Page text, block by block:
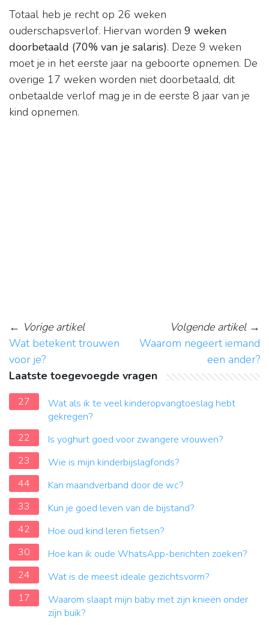
Totaal heb je recht op 26 weken
ouderschapsverlof. Hiervan worden 9 weken
doorbetaald (70% van je salaris). Deze 9 weken
moet je in het eerste jaar na geboorte opnemen. De
overige 17 weken worden niet doorbetaald, dit
onbetaalde verlof mag je in de eerste 8 jaar van je
kind opnemen.
← Vorige artikel
Wat betekent trouwen
voor je?
Volgende artikel→
Waarom negeert iemand
een ander?
Laatste toegevoegde vragen
27
Wat als ik te veel kinderopvangtoeslag hebt
gekregen?
22
Is yoghurt goed voor zwangere vrouwen?
23
Wie is mijn kinderbijslagfonds?
44
Kan maandverband door de wc?
33
Kun je goed leven van de bijstand?
42
Hoe oud kind leren fietsen?
30
Hoe kan ik oude WhatsApp-berichten zoeken?
24
Wat is de meest ideale gezichtsvorm?
17
Waarom slaapt mijn baby met zijn knieën onder
zijn buik?